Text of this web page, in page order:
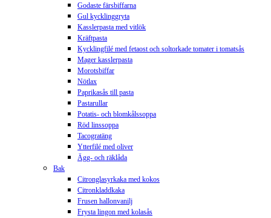
Godaste färsbiffarna
Gul kycklinggryta
Kasslerpasta med vitlök
Kräftpasta
Kycklingfilé med fetaost och soltorkade tomater i tomatsås
Mager kasslerpasta
Morotsbiffar
Nötlax
Paprikasås till pasta
Pastarullar
Potatis- och blomkålssoppa
Röd linssoppa
Tacogratäng
Ytterfilé med oliver
Ägg- och räklåda
Bak
Citronglasyrkaka med kokos
Citronkladdkaka
Frusen hallonvanilj
Frysta lingon med kolasås